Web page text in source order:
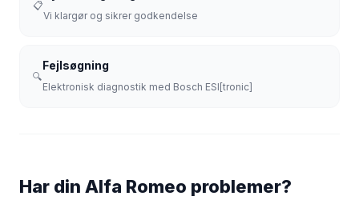
📋
Vi klargør og sikrer godkendelse
🔍
Fejlsøgning
Elektronisk diagnostik med Bosch ESI[tronic]
Har din Alfa Romeo problemer?